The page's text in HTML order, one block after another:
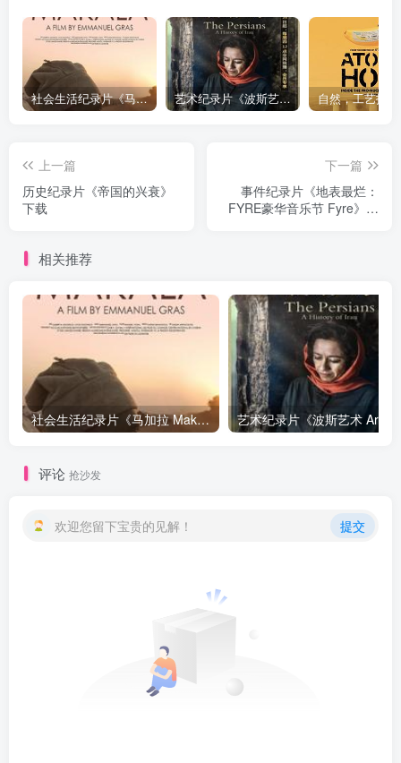
社会生活纪录片《马加拉 Makala》下载 艺术纪录片《波斯艺术 Art of Persia》下载
上一篇
历史纪录片《帝国的兴衰》
下载
下一篇
事件纪录片《地表最烂：
FYRE豪华音乐节 Fyre》下
相关推荐
社会生活纪录片《马加拉 Makala》下载
评论 抢沙发
欢迎您留下宝贵的见解！ 提交